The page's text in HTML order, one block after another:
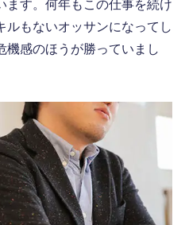
ます。何年もこの仕事を続け
ルもないオッサンになってし
機感のほうが勝っていまし